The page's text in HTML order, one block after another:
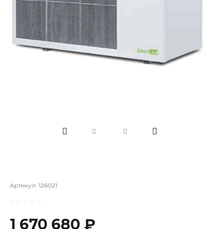
Артикул: 126021
1 670 680 ₽